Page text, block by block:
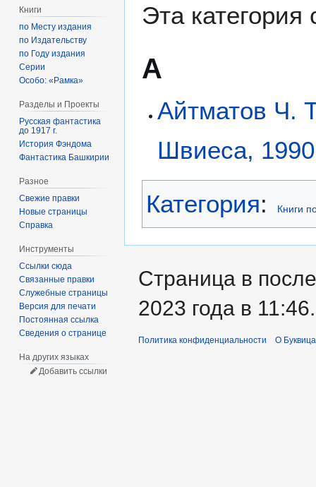
Эта
А
Айтматов Ч.
Швиеса, 1990
Категория: Книги
Книги
по Месту издания
по Издательству
по Году издания
Серии
Особо: «Рамка»
Разделы и Проекты
Русская фантастика
до 1917 г.
История Фэндома
Фантастика Башкирии
Разное
Свежие правки
Новые страницы
Справка
Инструменты
Ссылки сюда
Связанные правки
Служебные страницы
Версия для печати
Постоянная ссылка
Сведения о странице
На других языках
Добавить ссылки
Страница в
2023 года в 11:46.
Политика конфиденциальности О Буквица